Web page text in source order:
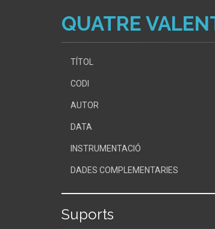
QUATRE
TÍTOL
CODI
AUTOR
DATA
INSTRUMENTACIÓ
DADES COMPLEMENTARIES
Suports